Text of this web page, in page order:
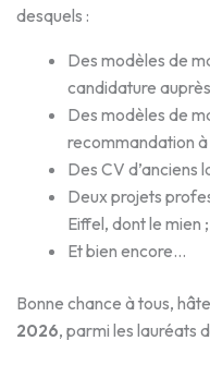
desquels :
Des modèles de
candidature
Des modèles de
recommandation
Des CV d’anciens
Deux projets
Eiffel, dont le mien ;
Et bien encore…
Bonne chance à tous,
2026, parmi les lauréats